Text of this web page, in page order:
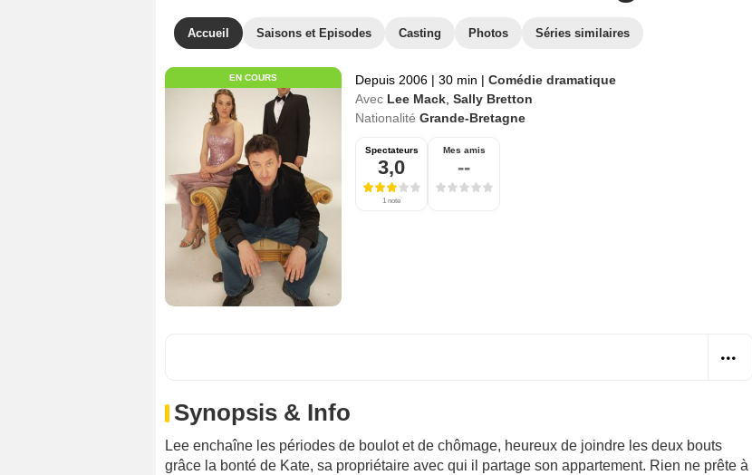
Accueil Saisons et Episodes Casting Photos Séries similaires
EN COURS Depuis 2006 | 30 min | Comédie dramatique
Avec Lee Mack Sally Bretton
Nationalité Grande-Bretagne
Spectateurs
3,0
1 note
Mes amis
--
Synopsis & Info
Lee enchaîne les périodes de boulot et de chômage, heureux de joindre les deux bouts
grâce la bonté de Kate, sa propriétaire avec qui il partage son appartement. Rien ne prête à